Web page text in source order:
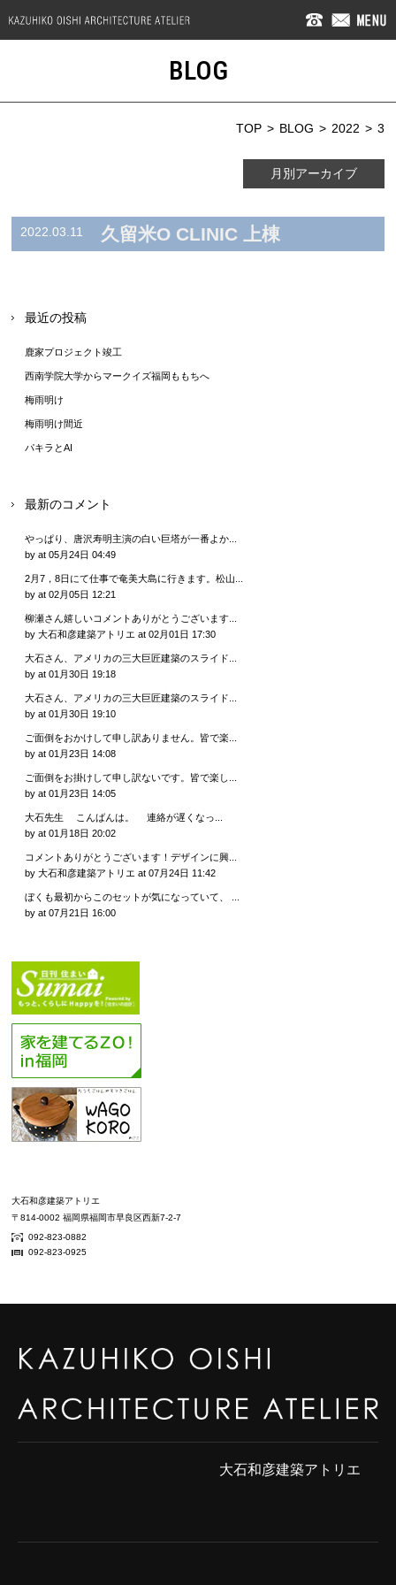
BLOG
TOP BLOG 2022 3
月別アーカイブ
2022.03.11 久留米O CLINIC 上棟
最近の投稿
鹿家プロジェクト竣工
西南学院大学からマークイズ福岡ももちへ
梅雨明け
梅雨明け間近
パキラとAI
最新のコメント
やっぱり、唐沢寿明主演の白い巨塔が一番よか...
by at 05月24日 04:49
2月7，8日にて仕事で奄美大島に行きます。松山...
by at 02月05日 12:21
柳瀬さん嬉しいコメントありがとうございます...
by 大石和彦建築アトリエ at 02月01日 17:30
大石さん、アメリカの三大巨匠建築のスライド...
by at 01月30日 19:18
大石さん、アメリカの三大巨匠建築のスライド...
by at 01月30日 19:10
ご面倒をおかけして申し訳ありません。皆で楽...
by at 01月23日 14:08
ご面倒をお掛けして申し訳ないです。皆で楽し...
by at 01月23日 14:05
大石先生 こんばんは。 連絡が遅くなっ...
by at 01月18日 20:02
コメントありがとうございます！デザインに興...
by 大石和彦建築アトリエ at 07月24日 11:42
ぼくも最初からこのセットが気になっていて、 ...
by at 07月21日 16:00
大石和彦建築アトリエ
〒814-0002 福岡県福岡市早良区西新7-2-7
092-823-0882
092-823-0925
大石和彦建築アトリエ